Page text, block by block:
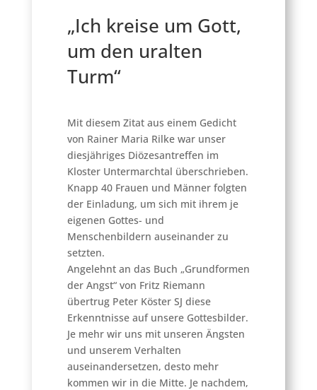
„Ich kreise um Gott,
um den uralten
Turm“
Mit diesem Zitat aus einem Gedicht
von Rainer Maria Rilke war unser
diesjähriges Diözesantreffen im
Kloster Untermarchtal überschrieben.
Knapp 40 Frauen und Männer folgten
der Einladung, um sich mit ihrem je
eigenen Gottes- und
Menschenbildern auseinander zu
setzten.
Angelehnt an das Buch „Grundformen
der Angst“ von Fritz Riemann
übertrug Peter Köster SJ diese
Erkenntnisse auf unsere Gottesbilder.
Je mehr wir uns mit unseren Ängsten
und unserem Verhalten
auseinandersetzen, desto mehr
kommen wir in die Mitte. Je nachdem,